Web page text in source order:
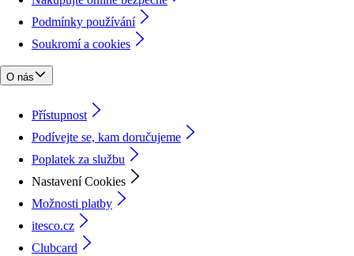
Podmínky používání
Soukromí a cookies
O nás
Přístupnost
Podívejte se, kam doručujeme
Poplatek za službu
Nastavení Cookies
Možnosti platby
itesco.cz
Clubcard